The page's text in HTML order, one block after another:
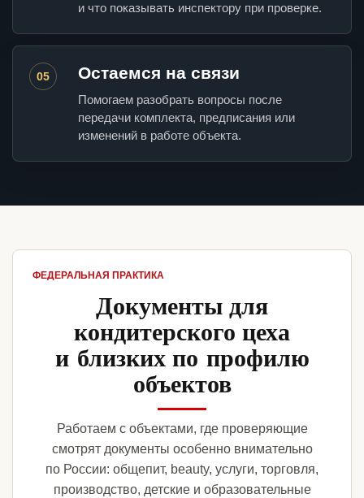
и что показывать инспектору при проверке.
05 Остаемся на связи
Помогаем разобрать вопросы после
передачи комплекта, предписания или
изменений в работе объекта.
ФЕДЕРАЛЬНАЯ ПРАКТИКА
Документы для
кондитерского цеха
и близких по профилю
объектов
Работаем с объектами, где проверяющие
смотрят документы особенно внимательно
по России: общепит, beauty, услуги, торговля,
производство, детские и образовательные